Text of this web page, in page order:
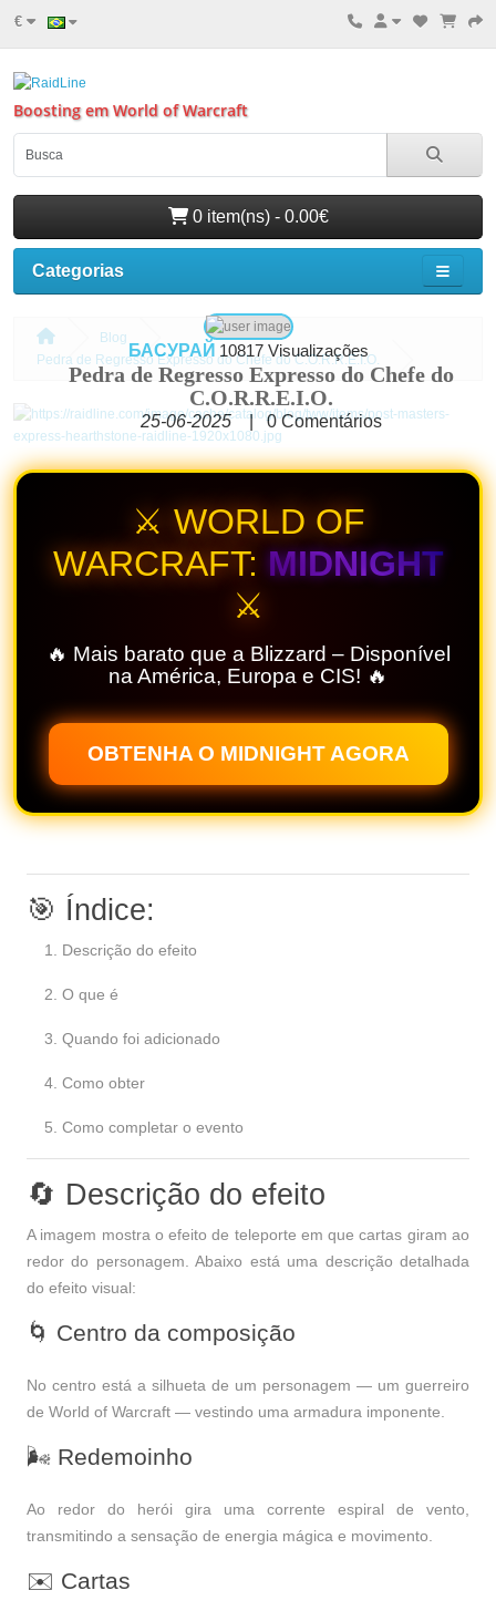
€
Boosting em World of Warcraft
0 item(ns) - 0.00€
Categorias
Blog
Pedra de Regresso Expresso do Chefe do C.O.R.R.E.I.O.
БАСУРАЙ 10817 Visualizações
Pedra de Regresso Expresso do Chefe do
C.O.R.R.E.I.O.
25-06-2025 |0Comentários
⚔️ WORLD OF
WARCRAFT: MIDNIGHT
⚔️
🔥 Mais barato que a Blizzard – Disponível
na América, Europa e CIS! 🔥
OBTENHA O MIDNIGHT AGORA
🎯 Índice:
Descrição do efeito
O que é
Quando foi adicionado
Como obter
Como completar o evento
🔄 Descrição do efeito
A imagem mostra o efeito de teleporte em que cartas giram ao
redor do personagem. Abaixo está uma descrição detalhada
do efeito visual:
🌀 Centro da composição
No centro está a silhueta de um personagem — um guerreiro
de World of Warcraft — vestindo uma armadura imponente.
🌬 Redemoinho
Ao redor do herói gira uma corrente espiral de vento,
transmitindo a sensação de energia mágica e movimento.
✉️ Cartas